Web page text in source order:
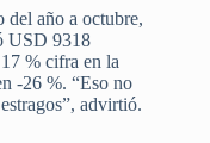
año a octubre,
USD 9318
% cifra en la
-26 %. “Eso no
advirtió.